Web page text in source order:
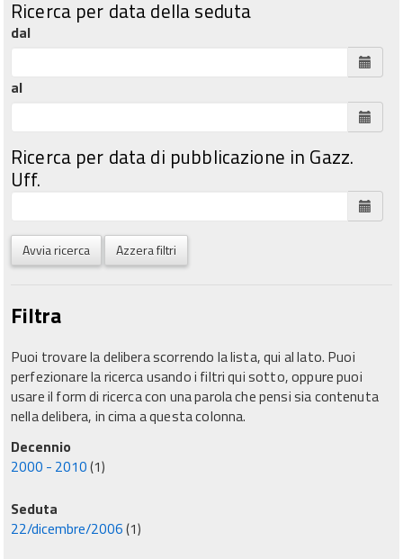
Ricerca per data della seduta
dal
al
Ricerca per data di pubblicazione in Gazz.
Uff.
Avvia ricerca Azzera filtri
Filtra
Puoi trovare la delibera scorrendo la lista, qui al lato. Puoi
perfezionare la ricerca usando i filtri qui sotto, oppure puoi
usare il form di ricerca con una parola che pensi sia contenuta
nella delibera, in cima a questa colonna.
Decennio
2000 - 2010(1)
Seduta
22/dicembre/2006(1)